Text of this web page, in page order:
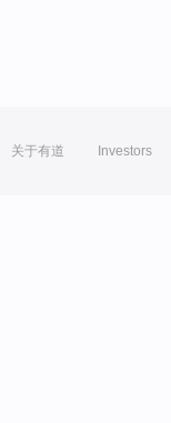
关于有道 Investors